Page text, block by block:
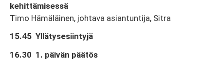
kehittämisessä
Timo Hämäläinen, johtava asiantuntija, Sitra
15.45 Yllätysesiintyjä
16.30 1. päivän päätös